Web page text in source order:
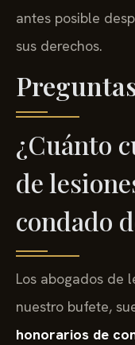
antes posible
sus derechos.
¿Cuánto
de
condado
Los abogados de
nuestro bufete,
honorarios de